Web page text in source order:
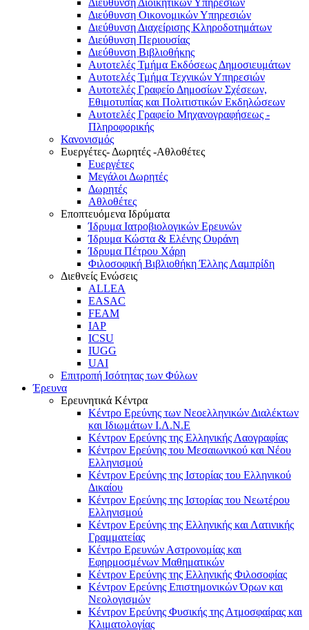
Διεύθυνση Οικονομικών Υπηρεσιών
Διεύθυνση Διαχείρισης Κληροδοτημάτων
Διεύθυνση Περιουσίας
Διεύθυνση Βιβλιοθήκης
Αυτοτελές Τμήμα Εκδόσεως Δημοσιευμάτων
Αυτοτελές Τμήμα Τεχνικών Υπηρεσιών
Αυτοτελές Γραφείο Δημοσίων Σχέσεων,
Εθιμοτυπίας και Πολιτιστικών Εκδηλώσεων
Αυτοτελές Γραφείο Μηχανογραφήσεως -
Πληροφορικής
Κανονισμός
Ευεργέτες- Δωρητές -Αθλοθέτες
Ευεργέτες
Μεγάλοι Δωρητές
Δωρητές
Αθλοθέτες
Εποπτευόμενα Ιδρύματα
Ίδρυμα Ιατροβιολογικών Ερευνών
Ίδρυμα Κώστα & Ελένης Ουράνη
Ίδρυμα Πέτρου Χάρη
Φιλοσοφική Βιβλιοθήκη Έλλης Λαμπρίδη
Διεθνείς Ενώσεις
ALLEA
EASAC
FEAM
IAP
ICSU
IUGG
UAI
Επιτροπή Ισότητας των Φύλων
Έρευνα
Ερευνητικά Κέντρα
Κέντρο Ερεύνης των Νεοελληνικών Διαλέκτων
και Ιδιωμάτων Ι.Λ.Ν.Ε
Κέντρον Ερεύνης της Ελληνικής Λαογραφίας
Κέντρον Ερεύνης του Μεσαιωνικού και Νέου
Ελληνισμού
Κέντρον Ερεύνης της Ιστορίας του Ελληνικού
Δικαίου
Κέντρον Ερεύνης της Ιστορίας του Νεωτέρου
Ελληνισμού
Κέντρον Ερεύνης της Ελληνικής και Λατινικής
Γραμματείας
Κέντρο Ερευνών Αστρονομίας και
Εφηρμοσμένων Μαθηματικών
Κέντρον Ερεύνης της Ελληνικής Φιλοσοφίας
Κέντρον Ερεύνης Επιστημονικών Όρων και
Νεολογισμών
Κέντρον Ερεύνης Φυσικής της Ατμοσφαίρας και
Κλιματολογίας